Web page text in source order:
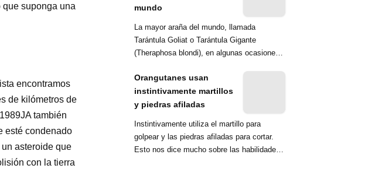
suponga una
encontramos
de kilómetros de
también
esté condenado
asteroide que
con la tierra
mundo
La mayor araña del mundo, llamada
Tarántula Goliat o Tarántula Gigante
(Theraphosa blondi), en algunas ocasiones
Orangutanes usan
instintivamente martillos
y piedras afiladas
Instintivamente utiliza el martillo para
golpear y las piedras afiladas para cortar.
Esto nos dice mucho sobre las habilidades